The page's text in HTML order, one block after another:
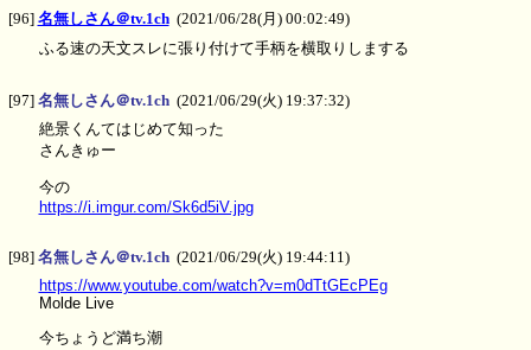
[96] 名無しさん＠tv.1ch (2021/06/28(月) 00:02:49)
ふる速の天文スレに張り付けて手柄を横取りしまする
[97] 名無しさん＠tv.1ch (2021/06/29(火) 19:37:32)
絶景くんてはじめて知った
さんきゅー
今の
https://i.imgur.com/Sk6d5iV.jpg
[98] 名無しさん＠tv.1ch (2021/06/29(火) 19:44:11)
https://www.youtube.com/watch?v=m0dTtGEcPEg
Molde Live
今ちょうど満ち潮